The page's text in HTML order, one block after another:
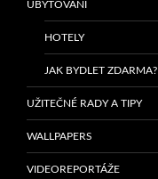
UBYTOVÁNÍ
HOTELY
JAK BYDLET ZDARMA?
UŽITEČNÉ RADY A TIPY
WALLPAPERS
VIDEOREPORTÁŽE